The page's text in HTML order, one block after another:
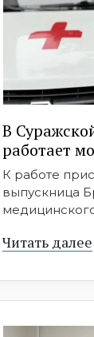
В
работает
К работе
выпускница
Читать далее